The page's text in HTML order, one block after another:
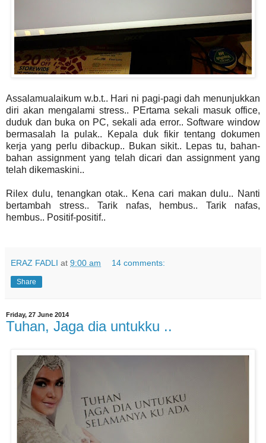
Assalamualaikum w.b.t.. Hari ni pagi-pagi dah menunjukkan
diri akan mengalami stress.. PErtama sekali masuk office,
duduk dan buka on PC, sekali ada error.. Software window
bermasalah la pulak.. Kepala duk fikir tentang dokumen
kerja yang perlu dibackup.. Bukan sikit.. Lepas tu, bahan-
bahan assignment yang telah dicari dan assignment yang
telah dikemaskini..
Rilex dulu, tenangkan otak.. Kena cari makan dulu.. Nanti
bertambah stress.. Tarik nafas, hembus.. Tarik nafas,
hembus.. Positif-positif..
ERAZ FADLI at 9:00 am 14 comments:
Share
Friday, 27 June 2014
Tuhan, Jaga dia untukku ..